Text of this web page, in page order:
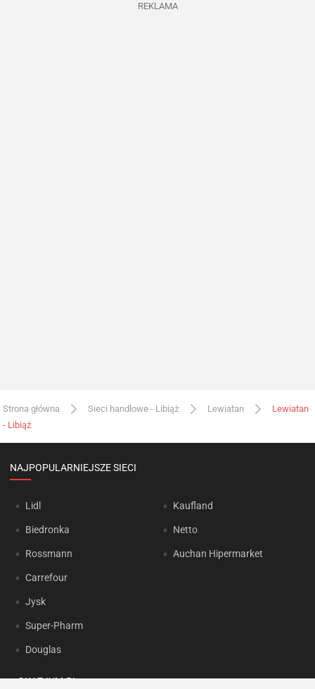
REKLAMA
Strona główna Sieci handlowe - Libiąż Lewiatan
Lewiatan
- Libiąż
NAJPOPULARNIEJSZE SIECI
Lidl
Biedronka
Rossmann
Carrefour
Jysk
Super-Pharm
Douglas
Kaufland
Netto
Auchan Hipermarket
OKAZJUM.PL